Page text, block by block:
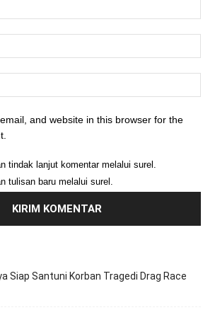
and website in this browser for the
tindak lanjut komentar melalui surel.
tulisan baru melalui surel.
Siap Santuni Korban Tragedi Drag Race